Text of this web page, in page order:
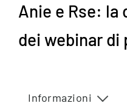
Anie e Rse: la
dei webinar di
Informazioni